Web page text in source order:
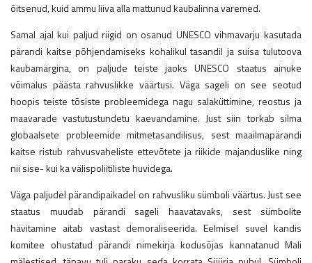
õitsenud, kuid ammu liiva alla mattunud kaubalinna varemed.
Samal ajal kui paljud riigid on osanud UNESCO vihmavarju kasutada
pärandi kaitse põhjendamiseks kohalikul tasandil ja suisa tulutoova
kaubamärgina, on paljude teiste jaoks UNESCO staatus ainuke
võimalus päästa rahvuslikke väärtusi. Väga sageli on see seotud
hoopis teiste tõsiste probleemidega nagu salaküttimine, reostus ja
maavarade vastutustundetu kaevandamine. Just siin torkab silma
globaalsete probleemide mitmetasandilisus, sest maailmapärandi
kaitse ristub rahvusvaheliste ettevõtete ja riikide majanduslike ning
nii sise- kui ka välispoliitiliste huvidega.
Väga paljudel pärandipaikadel on rahvusliku sümboli väärtus. Just see
staatus muudab pärandi sageli haavatavaks, sest sümbolite
hävitamine aitab vastast demoraliseerida. Eelmisel suvel kandis
komitee ohustatud pärandi nimekirja kodusõjas kannatanud Mali